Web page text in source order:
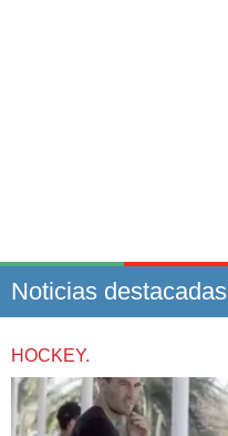
Noticias destacadas
HOCKEY.